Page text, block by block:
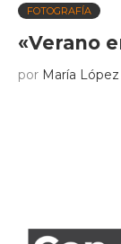
FOTOGRAFÍA
«Verano
por María López